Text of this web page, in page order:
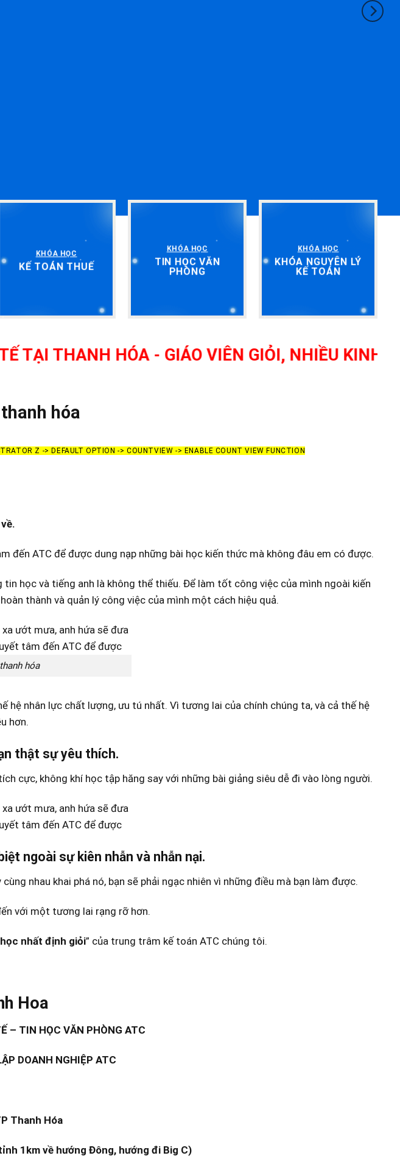
KHÓA HỌC
KẾ TOÁN THUẾ
KHÓA HỌC
TIN HỌC VĂN
PHÒNG
KHÓA HỌC
KHÓA NGUYÊN LÝ
KẾ TOÁN
HÓA - GIÁO VIÊN GIỎI, NHIỀU KINH
hóa
Z -> DEFAULT OPTION -> COUNTVIEW -> ENABLE COUNT VIEW FUNCTION
đến ATC để được dung nạp những bài học kiến thức mà không đâu em có được.
học và tiếng anh là không thể thiếu. Để làm tốt công việc của mình ngoài kiến
thành và quản lý công việc của mình một cách hiệu quả.
hóa
hệ nhân lực chất lượng, ưu tú nhất. Vì tương lai của chính chúng ta, và cả thế hệ
hơn.
thật sự yêu thích.
cực, không khí học tập hăng say với những bài giảng siêu dễ đi vào lòng người.
ngoài sự kiên nhẫn và nhẫn nại.
nhau khai phá nó, bạn sẽ phải ngạc nhiên vì những điều mà bạn làm được.
với một tương lai rạng rỡ hơn.
nhất định giỏi” của trung trâm kế toán ATC chúng tôi.
Hoa
– TIN HỌC VĂN PHÒNG ATC
DOANH NGHIỆP ATC
Thanh Hóa
1km về hướng Đông, hướng đi Big C)